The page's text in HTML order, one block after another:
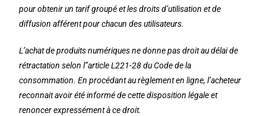
pour obtenir un tarif groupé et les droits d’utilisation et de
diffusion afférent pour chacun des utilisateurs.
L’achat de produits numériques ne donne pas droit au délai de
rétractation selon l’’article L221-28 du Code de la
consommation. En procédant au règlement en ligne, l’acheteur
reconnait avoir été informé de cette disposition légale et
renoncer expressément à ce droit.